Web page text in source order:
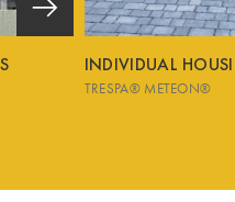
INDIVIDUAL
TRESPA® METEON®